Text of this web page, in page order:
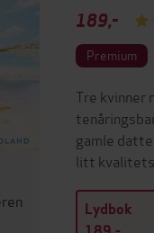
189,-
Premium
Tre kvinner
gamle
litt
Lydbok